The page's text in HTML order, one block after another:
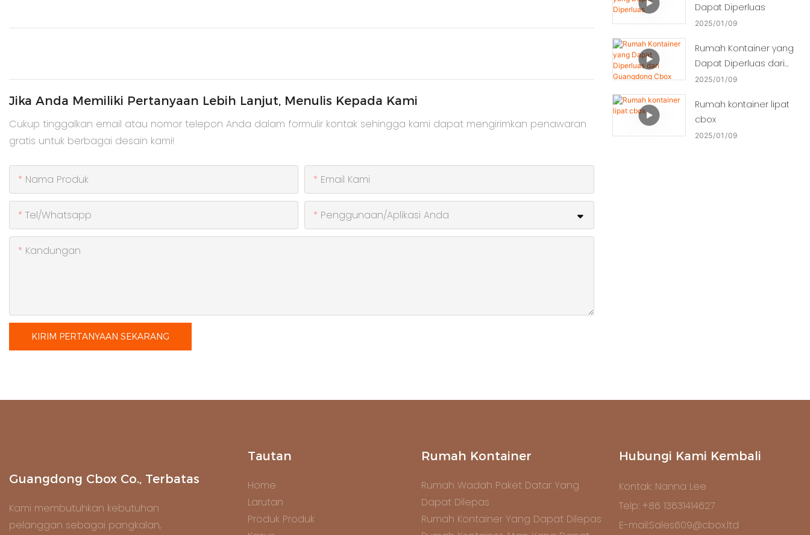
Jika Anda Memiliki Pertanyaan Lebih Lanjut, Menulis Kepada Kami
Cukup tinggalkan email atau nomor telepon Anda dalam formulir kontak sehingga kami dapat mengirimkan penawaran
gratis untuk berbagai desain kami!
Nama Produk Email Kami
Tel/whatsapp Penggunaan/Aplikasi Anda
Kandungan
KIRIM PERTANYAAN SEKARANG
Dapat Diperluas
2025 01 09
Rumah Kontainer yang
Dapat Diperluas dari
Guangdong Cbox
2025 01 09
Rumah kontainer lipat
cbox
2025 01 09
Guangdong Cbox Co., Terbatas
Kami membutuhkan kebutuhan
pelanggan sebagai pangkalan,
Tautan
Home
Larutan
Produk Produk
Rumah Kontainer
Rumah Wadah Paket Datar Yang
Dapat Dilepas
Rumah Kontainer Yang Dapat Dilepas
Hubungi Kami Kembali
Kontak: Nanna Lee
Telp: +86 13631414627
E-mail:Sales609@cbox.ltd